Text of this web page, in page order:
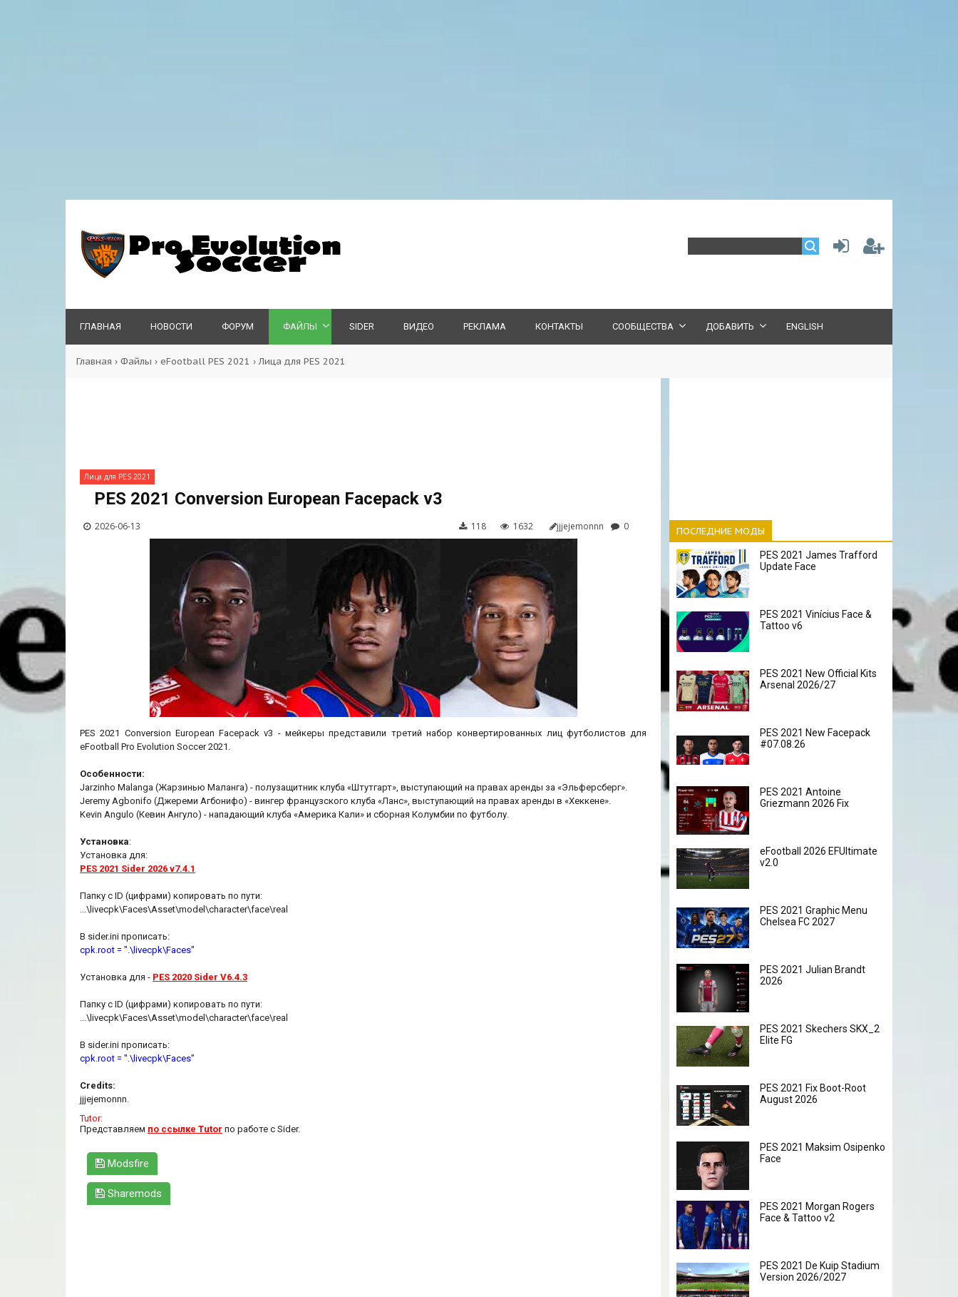
ГЛАВНАЯ НОВОСТИ ФОРУМ ФАЙЛЫ SIDER ВИДЕО РЕКЛАМА КОНТАКТЫ СООБЩЕСТВА ДОБАВИТЬ ENGLISH
Главная › Файлы › eFootball PES 2021 ›Лица для PES 2021
Лица для PES 2021
PES 2021 Conversion European Facepack v3
2026-06-13 118 1632 jjjejemonnn 0
PES 2021 Conversion European Facepack v3 - мейкеры представили третий набор конвертированных лиц футболистов для
eFootball Pro Evolution Soccer 2021.
Особенности:
Jarzinho Malanga (Жарзинью Маланга) - полузащитник клуба «Штутгарт», выступающий на правах аренды за «Эльферсберг».
Jeremy Agbonifo (Джереми Агбонифо) - вингер французского клуба «Ланс», выступающий на правах аренды в «Хеккене».
Kevin Angulo (Кевин Ангуло) - нападающий клуба «Америка Кали» и сборная Колумбии по футболу.
Установка:
Установка для:
PES 2021 Sider 2026 v7.4.1
Папку с ID (цифрами) копировать по пути:
...\livecpk\Faces\Asset\model\character\face\real
В sider.ini прописать:
cpk.root = ".\livecpk\Faces"
Установка для - PES 2020 Sider V6.4.3
Папку с ID (цифрами) копировать по пути:
...\livecpk\Faces\Asset\model\character\face\real
В sider.ini прописать:
cpk.root = ".\livecpk\Faces"
Credits:
jjjejemonnn.
Tutor:
Представляем по ссылке Tutor по работе с Sider.
Modsfire
Sharemods
ПОСЛЕДНИЕ МОДЫ
PES 2021 James Trafford
Update Face
PES 2021 Vinícius Face &
Tattoo v6
PES 2021 New Official Kits
Arsenal 2026/27
PES 2021 New Facepack
#07.08.26
PES 2021 Antoine
Griezmann 2026 Fix
eFootball 2026 EFUltimate
v2.0
PES 2021 Graphic Menu
Chelsea FC 2027
PES 2021 Julian Brandt
2026
PES 2021 Skechers SKX_2
Elite FG
PES 2021 Fix Boot-Root
August 2026
PES 2021 Maksim Osipenko
Face
PES 2021 Morgan Rogers
Face & Tattoo v2
PES 2021 De Kuip Stadium
Version 2026/2027